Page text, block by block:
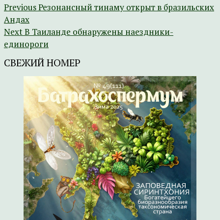
PreviousРезонансный тинаму открыт в бразильских
Андах
NextВ Таиланде обнаружены наездники-
единороги
СВЕЖИЙ НОМЕР